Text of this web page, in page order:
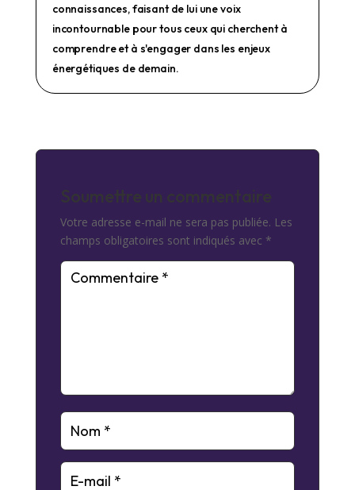
connaissances, faisant de lui une voix
incontournable pour tous ceux qui cherchent à
comprendre et à s'engager dans les enjeux
énergétiques de demain.
Soumettre un commentaire
Votre adresse e-mail ne sera pas publiée. Les
champs obligatoires sont indiqués avec *